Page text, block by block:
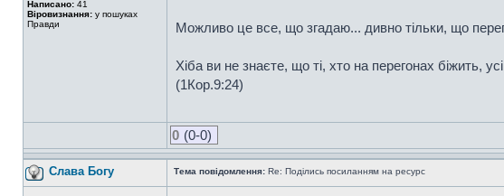
Написано: 41
Віровизнання: у пошуках
Правди
Можливо це все, що згадаю... дивно тільки, що
Хіба ви не знаєте, що ті, хто на перегонах біжить,
(1Кор.9:24)
0 (0-0)
Слава Богу Тема повідомлення: Re: Поділись посиланням на ресурс